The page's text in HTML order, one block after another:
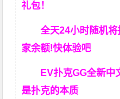
礼包！
全天24小时随机
家余额!快体验吧
EV扑克GG全新中
是扑克的本质